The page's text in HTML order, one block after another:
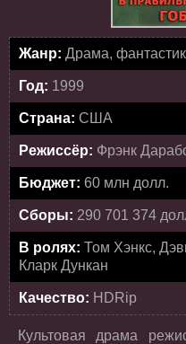
Жанр: Драма,
Год: 1999
Страна: США
Режиссёр: Фрэнк
Бюджет: 60 млн долл.
Сборы: 290 701 374
В ролях: Том Хэнкс,
Кларк Дункан
Качество: HDRip
Культовая драма